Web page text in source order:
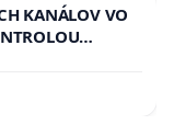
KANÁLOV VO
riešenie